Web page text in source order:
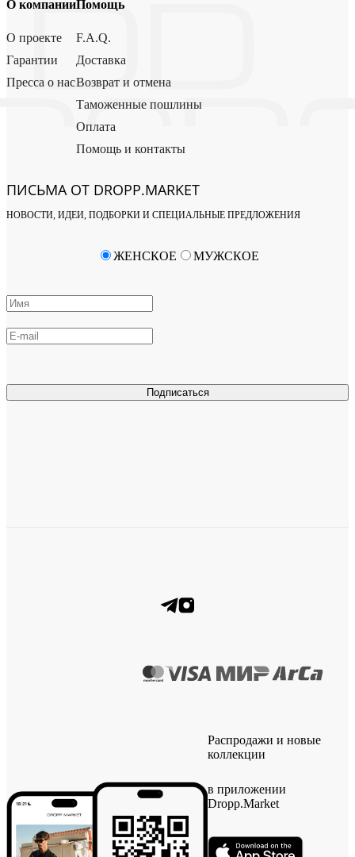
О компании
О проекте
Гарантии
Пресса о нас
Помощь
F.A.Q.
Доставка
Возврат и отмена
Таможенные пошлины
Оплата
Помощь и контакты
ПИСЬМА ОТ DROPP.MARKET
НОВОСТИ, ИДЕИ, ПОДБОРКИ И СПЕЦИАЛЬНЫЕ ПРЕДЛОЖЕНИЯ
Подписаться
ЖЕНСКОЕ МУЖСКОЕ
Распродажи и новые
коллекции
в приложении
Dropp.Market